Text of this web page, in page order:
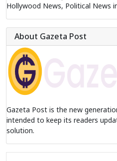
Hollywood News, Political News
About Gazeta Post
Gazeta Post is the new
intended to keep its readers
solution.